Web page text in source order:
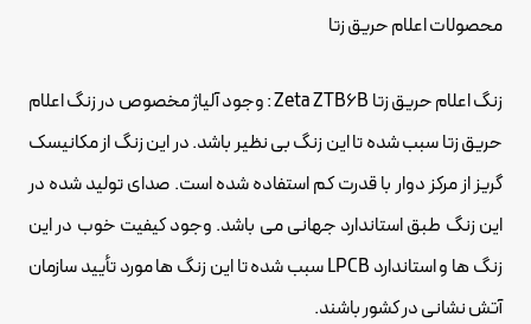
محصولات اعلام حریق زتا
زنگاعلام حریق
زتا Zeta ZTB6B : وجود آلیاژ مخصوص در زنگ اعلام
حریق زتا سبب شده تا این زنگ بی نظیر باشد. در این زنگ از مکانیسک
گریز از مرکز دوار با قدرت کم استفاده شده است. صدای تولید شده در
این زنگ طبق استاندارد جهانی می باشد. وجود کیفیت خوب در این
زنگ ها و استاندارد LPCB سبب شده تا این زنگ ها مورد تأیید سازمان
آتش نشانی در کشور باشند.